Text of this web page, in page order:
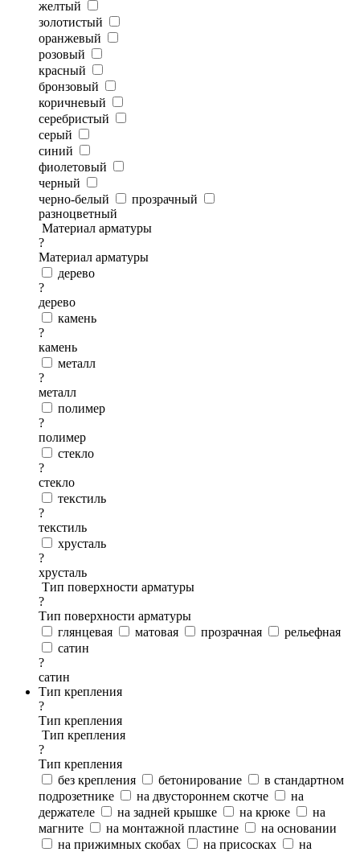
желтый
золотистый
оранжевый
розовый
красный
бронзовый
коричневый
серебристый
серый
синий
фиолетовый
черный
черно-белый
прозрачный
разноцветный
Материал арматуры
?
Материал арматуры
дерево
?
дерево
камень
?
камень
металл
?
металл
полимер
?
полимер
стекло
?
стекло
текстиль
?
текстиль
хрусталь
?
хрусталь
Тип поверхности арматуры
?
Тип поверхности арматуры
глянцевая
матовая прозрачная
рельефная
сатин
?
сатин
Тип крепления
?
Тип крепления
Тип крепления
?
Тип крепления
без крепления
бетонирование
в стандартном
подрозетнике
на двустороннем скотче
на
держателе
на задней крышке на крюке
на
магните
на монтажной пластине
на основании
на прижимных скобах
на присосках
на